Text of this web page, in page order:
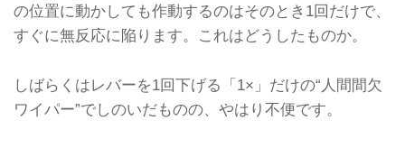
の位置に動かしても作動するのはそのとき1回だけで、
すぐに無反応に陥ります。これはどうしたものか。
しばらくはレバーを1回下げる「1×」だけの“人間間欠
ワイパー”でしのいだものの、やはり不便です。